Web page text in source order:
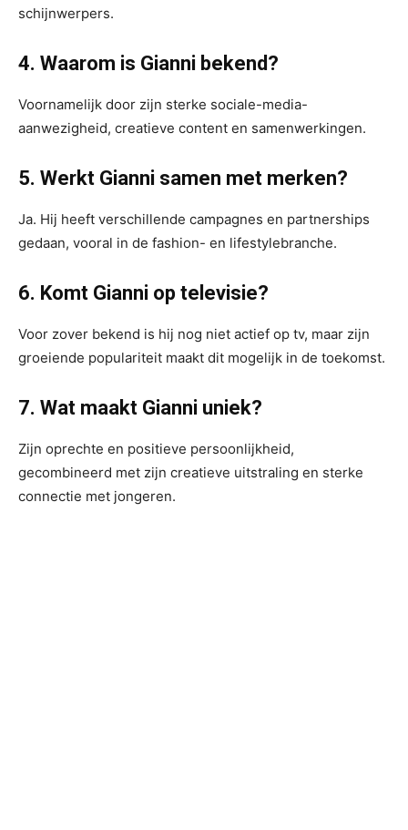
schijnwerpers.
4. Waarom is Gianni bekend?
Voornamelijk door zijn sterke sociale-media-
aanwezigheid, creatieve content en samenwerkingen.
5. Werkt Gianni samen met merken?
Ja. Hij heeft verschillende campagnes en partnerships
gedaan, vooral in de fashion- en lifestylebranche.
6. Komt Gianni op televisie?
Voor zover bekend is hij nog niet actief op tv, maar zijn
groeiende populariteit maakt dit mogelijk in de toekomst.
7. Wat maakt Gianni uniek?
Zijn oprechte en positieve persoonlijkheid,
gecombineerd met zijn creatieve uitstraling en sterke
connectie met jongeren.